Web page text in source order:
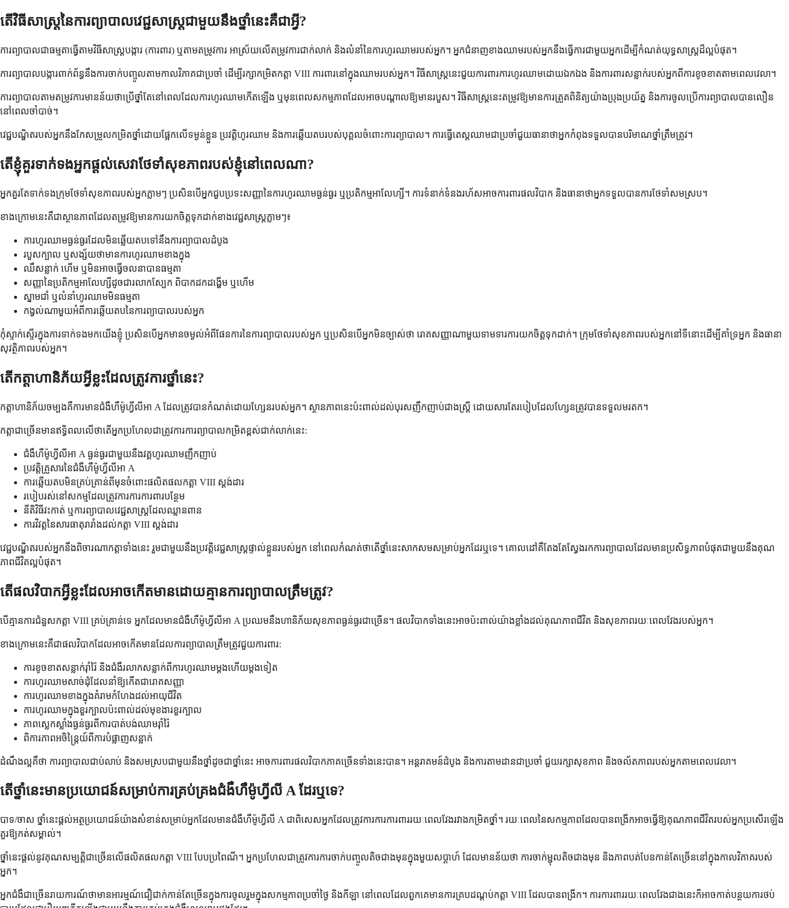
តើវិធីសាស្ត្រនៃការព្យាបាលវេជ្ជសាស្រ្តជាមួយនឹងថ្នាំនេះគឺជាអ្វី?
ការព្យាបាលជាធម្មតាធ្វើតាមវិធីសាស្ត្របង្ការ (ការពារ) ឬតាមតម្រូវការ អាស្រ័យលើតម្រូវការជាក់លាក់ និងលំនាំនៃការហូរឈាមរបស់អ្នក។ អ្នកជំនាញខាងឈាមរបស់អ្នកនឹងធ្វើការជាមួយអ្នកដើម្បីកំណត់យុទ្ធសាស្ត្រដ៏ល្អបំផុត។
ការព្យាបាលបង្ការពាក់ព័ន្ធនឹងការចាក់បញ្ចូលតាមកាលវិភាគជាប្រចាំ ដើម្បីរក្សាកម្រិតកត្តា VIII ការពារនៅក្នុងឈាមរបស់អ្នក។ វិធីសាស្ត្រនេះជួយការពារការហូរឈាមដោយឯកឯង និងការពារសន្លាក់របស់អ្នកពីការខូចខាតតាមពេលវេលា។
ការព្យាបាលតាមតម្រូវការមានន័យថាប្រើថ្នាំតែនៅពេលដែលការហូរឈាមកើតឡើង ឬមុនពេលសកម្មភាពដែលអាចបណ្តាលឱ្យមានរបួស។ វិធីសាស្ត្រនេះតម្រូវឱ្យមានការត្រួតពិនិត្យយ៉ាងប្រុងប្រយ័ត្ន និងការចូលប្រើការព្យាបាលបានលឿន
នៅពេលចាំបាច់។
វេជ្ជបណ្ឌិតរបស់អ្នកនឹងកែសម្រួលកម្រិតថ្នាំដោយផ្អែកលើទម្ងន់ខ្លួន ប្រវត្តិហូរឈាម និងការឆ្លើយតបរបស់បុគ្គលចំពោះការព្យាបាល។ ការធ្វើតេស្តឈាមជាប្រចាំជួយធានាថាអ្នកកំពុងទទួលបានបរិមាណថ្នាំត្រឹមត្រូវ។
តើខ្ញុំគួរទាក់ទងអ្នកផ្តល់សេវាថែទាំសុខភាពរបស់ខ្ញុំនៅពេលណា?
អ្នកគួរតែទាក់ទងក្រុមថែទាំសុខភាពរបស់អ្នកភ្លាមៗ ប្រសិនបើអ្នកជួបប្រទះសញ្ញានៃការហូរឈាមធ្ងន់ធ្ងរ ឬប្រតិកម្មអាលែហ្សី។ ការទំនាក់ទំនងរហ័សអាចការពារផលវិបាក និងធានាថាអ្នកទទួលបានការថែទាំសមស្រប។
ខាងក្រោមនេះគឺជាស្ថានភាពដែលតម្រូវឱ្យមានការយកចិត្តទុកដាក់ខាងវេជ្ជសាស្ត្រភ្លាមៗ៖
ការហូរឈាមធ្ងន់ធ្ងរដែលមិនឆ្លើយតបទៅនឹងការព្យាបាលដំបូង
របួសក្បាល ឬសង្ស័យថាមានការហូរឈាមខាងក្នុង
ឈឺសន្លាក់ ហើម ឬមិនអាចធ្វើចលនាបានធម្មតា
សញ្ញានៃប្រតិកម្មអាលែហ្សីដូចជារលាកស្បែក ពិបាកដកដង្ហើម ឬហើម
ស្នាមជាំ ឬលំនាំហូរឈាមមិនធម្មតា
កង្វល់ណាមួយអំពីការឆ្លើយតបនៃការព្យាបាលរបស់អ្នក
កុំស្ទាក់ស្ទើរក្នុងការទាក់ទងមកយើងខ្ញុំ ប្រសិនបើអ្នកមានចម្ងល់អំពីផែនការនៃការព្យាបាលរបស់អ្នក ឬប្រសិនបើអ្នកមិនច្បាស់ថា រោគសញ្ញាណាមួយទាមទារការយកចិត្តទុកដាក់។ ក្រុមថែទាំសុខភាពរបស់អ្នកនៅទីនោះដើម្បីគាំទ្រអ្នក និងធានា
សុវត្ថិភាពរបស់អ្នក។
តើកត្តាហានិភ័យអ្វីខ្លះដែលត្រូវការថ្នាំនេះ?
កត្តាហានិភ័យចម្បងគឺការមានជំងឺហឺម៉ូហ្វីលីអា A ដែលត្រូវបានកំណត់ដោយហ្សែនរបស់អ្នក។ ស្ថានភាពនេះប៉ះពាល់ដល់បុរសញឹកញាប់ជាងស្ត្រី ដោយសារតែរបៀបដែលហ្សែនត្រូវបានទទួលមរតក។
កត្តាជាច្រើនមានឥទ្ធិពលលើថាតើអ្នកប្រហែលជាត្រូវការការព្យាបាលកម្រិតខ្ពស់ជាក់លាក់នេះ:
ជំងឺហឺម៉ូហ្វីលីអា A ធ្ងន់ធ្ងរជាមួយនឹងវគ្គហូរឈាមញឹកញាប់
ប្រវត្តិគ្រួសារនៃជំងឺហឺម៉ូហ្វីលីអា A
ការឆ្លើយតបមិនគ្រប់គ្រាន់ពីមុនចំពោះផលិតផលកត្តា VIII ស្តង់ដារ
របៀបរស់នៅសកម្មដែលត្រូវការការការពារបន្ថែម
នីតិវិធីវះកាត់ ឬការព្យាបាលវេជ្ជសាស្រ្តដែលឈ្លានពាន
ការវិវត្តនៃសារធាតុរារាំងដល់កត្តា VIII ស្តង់ដារ
វេជ្ជបណ្ឌិតរបស់អ្នកនឹងពិចារណាកត្តាទាំងនេះ រួមជាមួយនឹងប្រវត្តិវេជ្ជសាស្ត្រផ្ទាល់ខ្លួនរបស់អ្នក នៅពេលកំណត់ថាតើថ្នាំនេះសាកសមសម្រាប់អ្នកដែរឬទេ។ គោលដៅគឺតែងតែស្វែងរកការព្យាបាលដែលមានប្រសិទ្ធភាពបំផុតជាមួយនឹងគុណ
ភាពជីវិតល្អបំផុត។
តើផលវិបាកអ្វីខ្លះដែលអាចកើតមានដោយគ្មានការព្យាបាលត្រឹមត្រូវ?
បើគ្មានការជំនួសកត្តា VIII គ្រប់គ្រាន់ទេ អ្នកដែលមានជំងឺហឺម៉ូហ្វីលីអា A ប្រឈមនឹងហានិភ័យសុខភាពធ្ងន់ធ្ងរជាច្រើន។ ផលវិបាកទាំងនេះអាចប៉ះពាល់យ៉ាងខ្លាំងដល់គុណភាពជីវិត និងសុខភាពរយៈពេលវែងរបស់អ្នក។
ខាង​ក្រោម​នេះ​គឺ​ជា​ផលវិបាក​ដែលអាច​កើត​មាន​ដែល​ការ​ព្យាបាល​ត្រឹមត្រូវ​ជួយ​ការពារ​:
ការខូចខាតសន្លាក់រ៉ាំរ៉ៃ និងជំងឺរលាកសន្លាក់ពីការហូរឈាមម្តងហើយម្តងទៀត
ការហូរឈាមសាច់ដុំដែលនាំឱ្យកើតជារោគសញ្ញា
ការហូរឈាមខាងក្នុងគំរាមកំហែងដល់អាយុជីវិត
ការហូរឈាមក្នុងខួរក្បាលប៉ះពាល់ដល់មុខងារខួរក្បាល
ភាពស្លេកស្លាំងធ្ងន់ធ្ងរពីការបាត់បង់ឈាមរ៉ាំរ៉ៃ
ពិការភាពអចិន្រ្តៃយ៍ពីការបំផ្លាញសន្លាក់
ដំណឹងល្អគឺថា ការព្យាបាលជាប់លាប់ និងសមស្របជាមួយនឹងថ្នាំដូចជាថ្នាំនេះ អាចការពារផលវិបាកភាគច្រើនទាំងនេះបាន។ អន្តរាគមន៍ដំបូង និងការតាមដានជាប្រចាំ ជួយរក្សាសុខភាព និងចល័តភាពរបស់អ្នកតាមពេលវេលា។
តើថ្នាំនេះមានប្រយោជន៍សម្រាប់ការគ្រប់គ្រងជំងឺហឺម៉ូហ្វីលី A ដែរឬទេ?
បាទ/ចាស ថ្នាំនេះផ្តល់អត្ថប្រយោជន៍យ៉ាងសំខាន់សម្រាប់អ្នកដែលមានជំងឺហឺម៉ូហ្វីលី A ជាពិសេសអ្នកដែលត្រូវការការការពាររយៈពេលវែងរវាងកម្រិតថ្នាំ។ រយៈពេលនៃសកម្មភាពដែលបានពង្រីកអាចធ្វើឱ្យគុណភាពជីវិតរបស់អ្នកប្រសើរឡើង
គួរឱ្យកត់សម្គាល់។
ថ្នាំនេះផ្តល់នូវគុណសម្បត្តិជាច្រើនលើផលិតផលកត្តា VIII បែបប្រពៃណី។ អ្នកប្រហែលជាត្រូវការការចាក់បញ្ចូលតិចជាងមុនក្នុងមួយសប្តាហ៍ ដែលមានន័យថា ការចាក់ម្ជុលតិចជាងមុន និងភាពបត់បែនកាន់តែច្រើននៅក្នុងកាលវិភាគរបស់
អ្នក។
អ្នកជំងឺជាច្រើនរាយការណ៍ថាមានអារម្មណ៍ជឿជាក់កាន់តែច្រើនក្នុងការចូលរួមក្នុងសកម្មភាពប្រចាំថ្ងៃ និងកីឡា នៅពេលដែលពួកគេមានការគ្របដណ្តប់កត្តា VIII ដែលបានពង្រីក។ ការការពាររយៈពេលវែងជាងនេះក៏អាចកាត់បន្ថយការថប់